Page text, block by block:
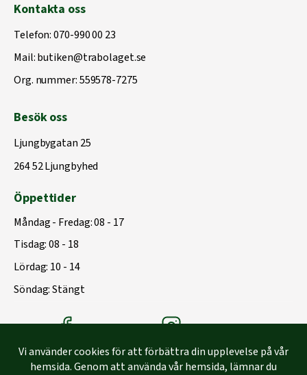
Kontakta oss
Telefon:070-990 00 23
Mail:butiken@trabolaget.se
Org. nummer: 559578-7275
Besök oss
Ljungbygatan 25
264 52 Ljungbyhed
Öppettider
Måndag - Fredag: 08 - 17
Tisdag: 08 - 18
Lördag: 10 - 14
Söndag: Stängt
Träbolagets FacebookTräbolagets instagram